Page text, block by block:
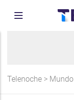
Telenoche > Mundo